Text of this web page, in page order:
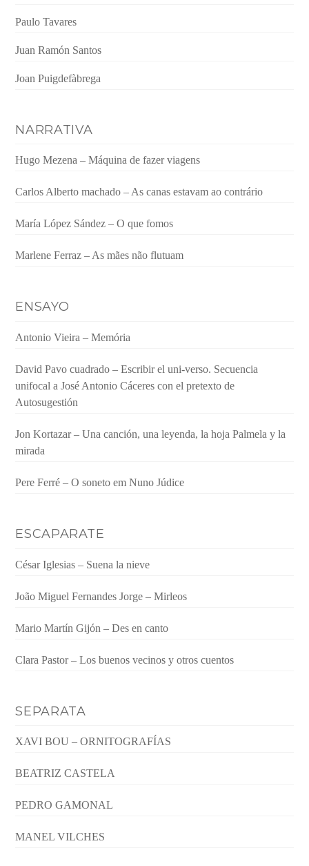
Paulo Tavares
Juan Ramón Santos
Joan Puigdefàbrega
NARRATIVA
Hugo Mezena – Máquina de fazer viagens
Carlos Alberto machado – As canas estavam ao contrário
María López Sández – O que fomos
Marlene Ferraz – As mães não flutuam
ENSAYO
Antonio Vieira – Memória
David Pavo cuadrado – Escribir el uni-verso. Secuencia
unifocal a José Antonio Cáceres con el pretexto de
Autosugestión
Jon Kortazar – Una canción, una leyenda, la hoja Palmela y la
mirada
Pere Ferré – O soneto em Nuno Júdice
ESCAPARATE
César Iglesias – Suena la nieve
João Miguel Fernandes Jorge – Mirleos
Mario Martín Gijón – Des en canto
Clara Pastor – Los buenos vecinos y otros cuentos
SEPARATA
XAVI BOU – ORNITOGRAFÍAS
BEATRIZ CASTELA
PEDRO GAMONAL
MANEL VILCHES